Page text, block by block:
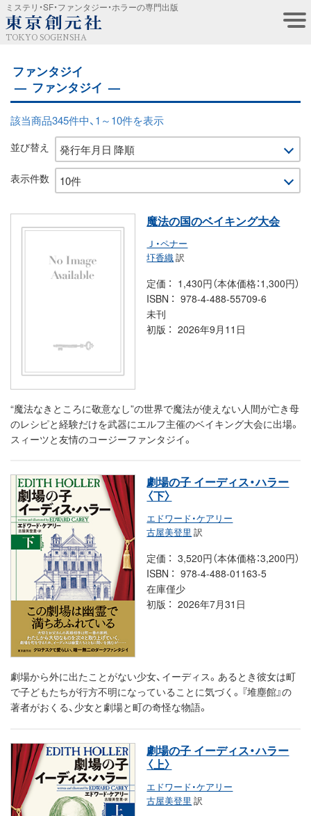
ミステリ・SF・ファンタジー・ホラーの専門出版
TOKYO SOGENSHA
ファンタジイ
ファンタジイ
該当商品345件中、1～10件を表示
並び替え
表示件数
魔法の国のベイキング大会
Ｊ・ペナー
圷香織訳
定価
1,430円（本体価格：1,300円）
ISBN
978-4-488-55709-6
未刊
初版
2026年9月11日
“魔法なきところに敬意なし”の世界で魔法が使えない人間が亡き母
のレシピと経験だけを武器にエルフ主催のベイキング大会に出場。
スィーツと友情のコージーファンタジイ。
劇場の子 イーディス・ハラー
〈下〉
エドワード・ケアリー
古屋美登里 訳
定価
3,520円（本体価格：3,200円）
ISBN
978-4-488-01163-5
在庫僅少
初版
2026年7月31日
劇場から外に出たことがない少女、イーディス。あるとき彼女は町
で子どもたちが行方不明になっていることに気づく。『堆塵館』の
著者がおくる、少女と劇場と町の奇怪な物語。
劇場の子 イーディス・ハラー
〈上〉
エドワード・ケアリー
古屋美登里 訳